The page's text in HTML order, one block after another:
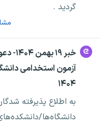
گردید .
خبر
آزمون استخدامی
۱۴۰۴
به اطلاع پذیرفته
دانشگاه‌ها/